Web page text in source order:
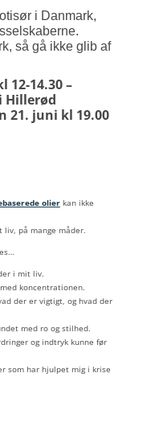
i Danmark,
så gå ikke glib af
12-14.30 –
Hillerød
21. juni kl 19.00
olierkan ikke
liv, på mange måder.
i mit liv.
koncentrationen.
der er vigtigt, og hvadder
med ro og stilhed.
og indtryk kunne før
som har hjulpet mig i krise